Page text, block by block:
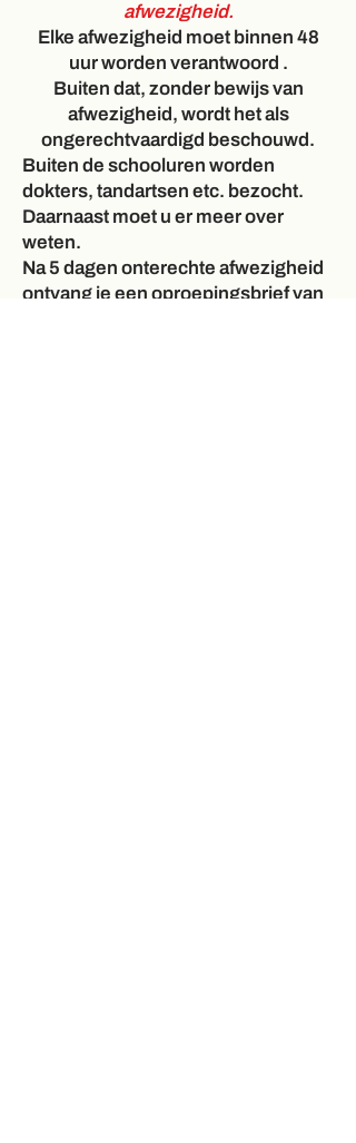
afwezigheid.
Elke afwezigheid moet binnen 48
uur worden verantwoord .
Buiten dat, zonder bewijs van
afwezigheid, wordt het als
ongerechtvaardigd beschouwd.
Buiten de schooluren worden
dokters, tandartsen etc. bezocht.
Daarnaast moet u er meer over
weten.
Na 5 dagen onterechte afwezigheid
ontvang je een oproepingsbrief van